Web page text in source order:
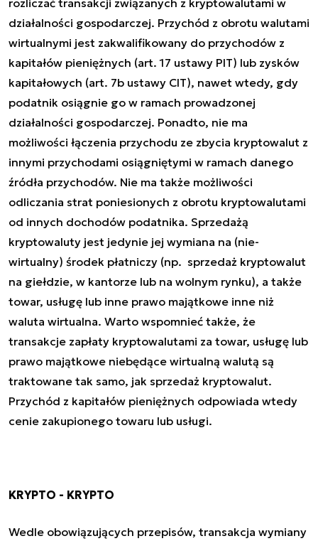
działalności gospodarczej. Przychód z obrotu walutami
wirtualnymi jest zakwalifikowany do przychodów z
kapitałów pieniężnych (art. 17 ustawy PIT) lub zysków
kapitałowych (art. 7b ustawy CIT), nawet wtedy, gdy
podatnik osiągnie go w ramach prowadzonej
działalności gospodarczej. Ponadto, nie ma
możliwości łączenia przychodu ze zbycia kryptowalut z
innymi przychodami osiągniętymi w ramach danego
źródła przychodów. Nie ma także możliwości
odliczania strat poniesionych z obrotu kryptowalutami
od innych dochodów podatnika. Sprzedażą
kryptowaluty jest jedynie jej wymiana na (nie-
wirtualny) środek płatniczy (np. sprzedaż kryptowalut
na giełdzie, w kantorze lub na wolnym rynku), a także
towar, usługę lub inne prawo majątkowe inne niż
waluta wirtualna. Warto wspomnieć także, że
transakcje zapłaty kryptowalutami za towar, usługę lub
prawo majątkowe niebędące wirtualną walutą są
traktowane tak samo, jak sprzedaż kryptowalut.
Przychód z kapitałów pieniężnych odpowiada wtedy
cenie zakupionego towaru lub usługi.
KRYPTO - KRYPTO
Wedle obowiązujących przepisów, transakcja wymiany